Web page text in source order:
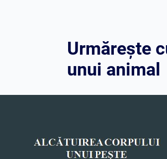
Urmărește
unui animal